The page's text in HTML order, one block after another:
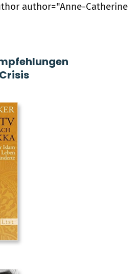
author="Anne-Catherine